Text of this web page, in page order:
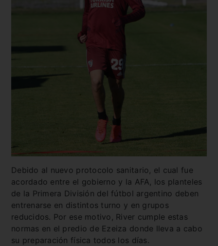
Debido al nuevo protocolo sanitario, el cual fue
acordado entre el gobierno y la AFA, los planteles
de la Primera División del fútbol argentino deben
entrenarse en distintos turno y en grupos
reducidos. Por ese motivo, River cumple estas
normas en el predio de Ezeiza donde lleva a cabo
su preparación física todos los días.